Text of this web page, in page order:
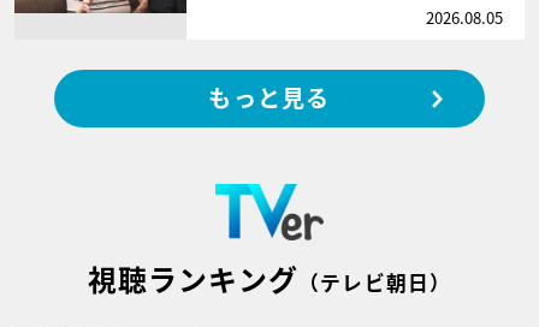
2026.08.05
もっと見る
視聴ランキング （テレビ朝日）